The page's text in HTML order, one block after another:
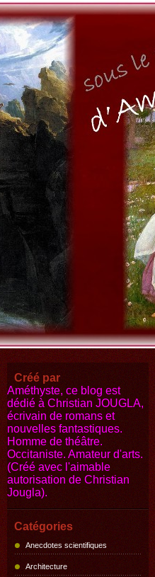
Créé par
Améthyste, ce blog est
dédié à Christian JOUGLA,
écrivain de romans et
nouvelles fantastiques.
Homme de théâtre.
Occitaniste. Amateur d'arts.
(Créé avec l'aimable
autorisation de Christian
Jougla).
Catégories
Anecdotes scientifiques
Architecture